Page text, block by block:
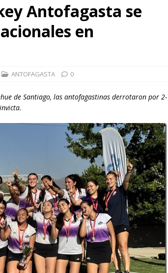
Antofagasta se
en
ANTOFAGASTA 0
de Santiago, las antofagastinas derrotaron por 2-